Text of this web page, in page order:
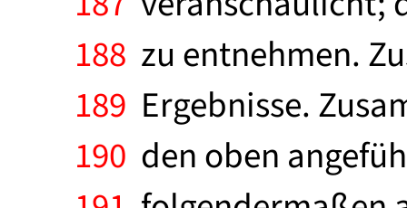
188 zu entnehmen.
189 Ergebnisse.
190 den oben